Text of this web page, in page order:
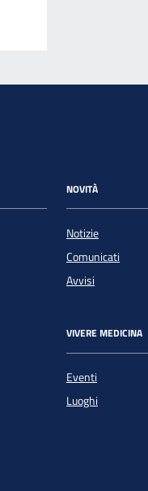
NOVITÀ
Notizie
Comunicati
Avvisi
VIVERE MEDICINA
Eventi
Luoghi